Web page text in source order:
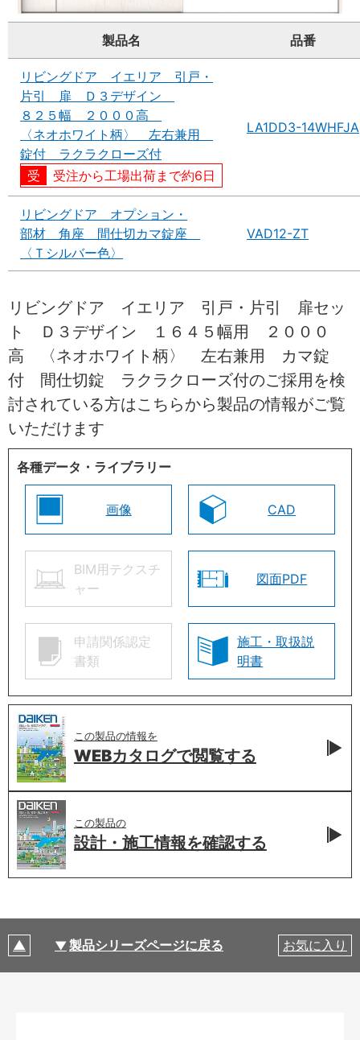
製品名 品番
リビングドア イエリア 引戸・
片引 扉 Ｄ３デザイン
８２５幅 ２０００高
〈ネオホワイト柄〉 左右兼用
錠付 ラクラクローズ付
受注から工場出荷まで約6日
LA1DD3-14WHFJA
リビングドア オプション・
部材 角座 間仕切カマ錠座
〈Ｔシルバー色〉
VAD12-ZT
リビングドア イエリア 引戸・片引 扉セッ
ト Ｄ３デザイン １６４５幅用 ２０００
高 〈ネオホワイト柄〉 左右兼用 カマ錠
付 間仕切錠 ラクラクローズ付のご採用を検
討されている方はこちらから製品の情報がご覧
いただけます
各種データ・ライブラリー
画像 CAD
BIM用テクスチ
ャー
図面PDF
申請関係認定
書類
施工・取扱説
明書
この製品の情報を
WEBカタログで閲覧する
この製品の
設計・施工情報を確認する
製品シリーズページに戻る お気に入り